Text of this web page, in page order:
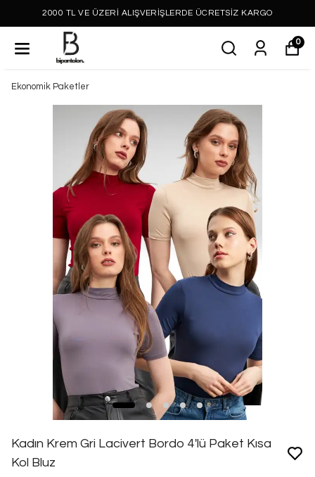
2000 TL VE ÜZERİ ALIŞVERİŞLERDE ÜCRETSİZ KARGO
0
Ekonomik Paketler
Kadın Krem Gri Lacivert Bordo 4'lü Paket Kısa
Kol Bluz